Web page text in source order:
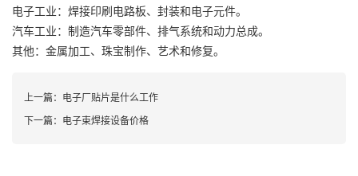
电子工业：焊接印刷电路板、封装和电子元件。
汽车工业：制造汽车零部件、排气系统和动力总成。
其他：金属加工、珠宝制作、艺术和修复。
上一篇： 电子厂贴片是什么工作
下一篇： 电子束焊接设备价格